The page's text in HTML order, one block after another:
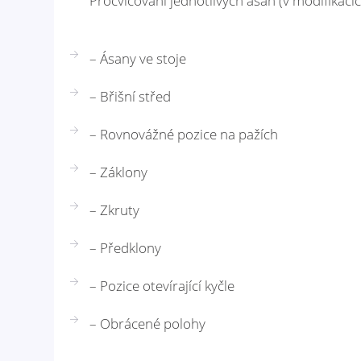
– Ásany ve stoje
– Břišní střed
– Rovnovážné pozice na pažích
– Záklony
– Zkruty
– Předklony
– Pozice otevírající kyčle
– Obrácené polohy